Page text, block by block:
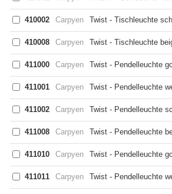
410002 Carpyen Twist - Tischleuchte
410008 Carpyen Twist - Tischleuchte
411000 Carpyen Twist - Pendelleuchte
411001 Carpyen Twist - Pendelleuchte
411002 Carpyen Twist - Pendelleuchte
411008 Carpyen Twist - Pendelleuchte
411010 Carpyen Twist - Pendelleuchte
411011 Carpyen Twist - Pendelleuchte